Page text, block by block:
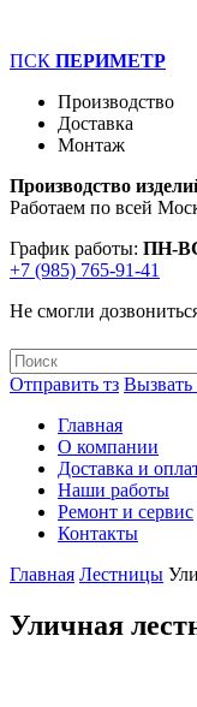
ПСК ПЕРИМЕТР
Производство
Доставка
Монтаж
Производство
Работаем по всей
График работы: ПН-ВС
+7 (985) 765-91-41
Не смогли
Отправить тз Вызвать
Главная
О компании
Доставка и
Наши работы
Ремонт и сервис
Контакты
Главная Лестницы
Уличная